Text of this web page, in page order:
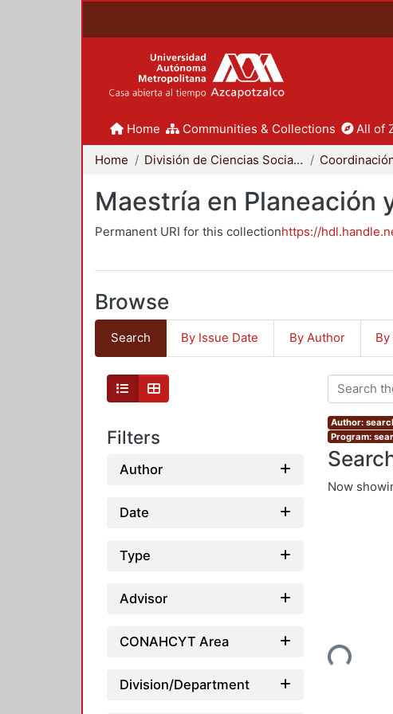
Home Communities & Collections All of
Home División de Ciencias Sociales y Humanidades
Maestría en Planeación
Permanent URI for this collectionhttps://
Browse
Search By Issue Date By Author
Filters
Author
Date
Type
Advisor
CONAHCYT Area
Division/Department
Author:
Program:
Now
Loading...